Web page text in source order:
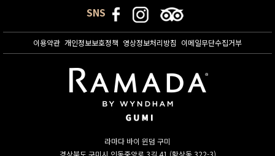
SNS
이용약관 개인정보보호정책 영상정보처리방침 이메일무단수집거부
라마다 바이 윈덤 구미
경상북도 구미시 인동중앙로 3길 41 (황상동 322-3)